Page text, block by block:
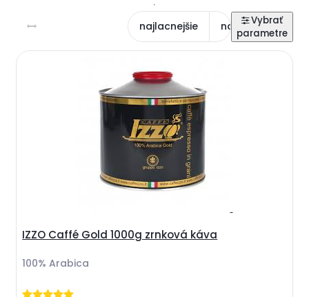
najlacnejšie najdrahšie
IZZO Caffé Gold 1000g zrnková káva
100% Arabica